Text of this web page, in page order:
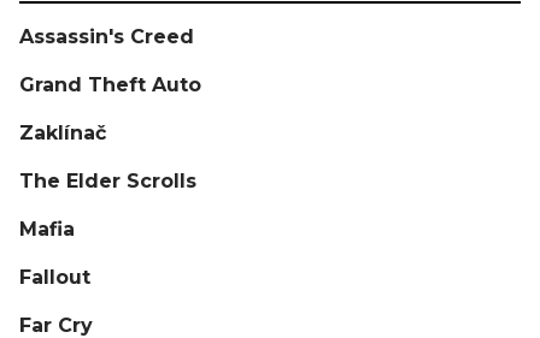
Assassin's Creed
Grand Theft Auto
Zaklínač
The Elder Scrolls
Mafia
Fallout
Far Cry